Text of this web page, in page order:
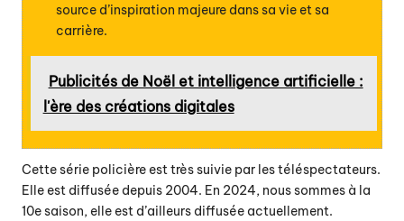
source d’inspiration majeure dans sa vie et sa
carrière.
Publicités de Noël et intelligence artificielle :
l'ère des créations digitales
Cette série policière est très suivie par les téléspectateurs.
Elle est diffusée depuis 2004. En 2024, nous sommes à la
10e saison, elle est d’ailleurs diffusée actuellement.